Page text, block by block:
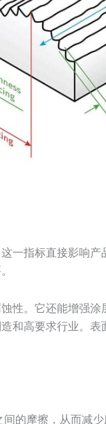
一指标直接影响
性。它还能增强
和高要求行业。
的摩擦，从而减少